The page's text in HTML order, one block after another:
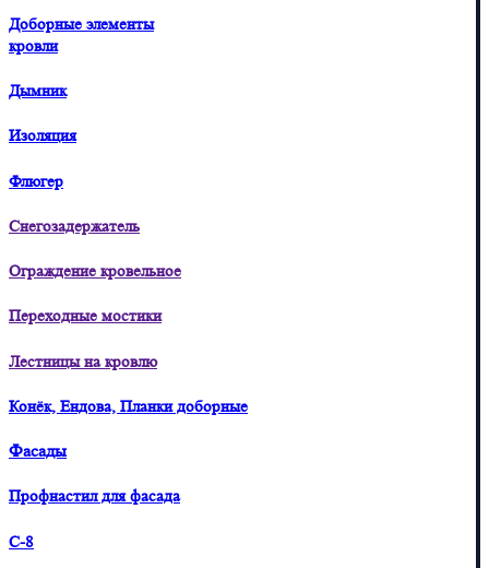
Доборные элементы
кровли
Дымник
Изоляция
Флюгер
Снегозадержатель
Ограждение кровельное
Переходные мостики
Лестницы на кровлю
Конёк, Ендова, Планки доборные
Фасады
Профнастил для фасада
С-8